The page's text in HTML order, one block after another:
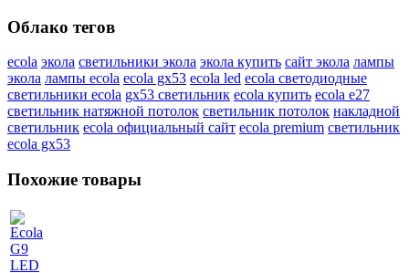
Облако тегов
ecola экола светильники экола экола купить сайт экола лампы
экола лампы ecola ecola gx53 ecola led ecola светодиодные
светильники ecola gx53 светильник ecola купить ecola e27
светильник натяжной потолок светильник потолок накладной
светильник ecola официальный сайт ecola premium светильник
ecola gx53
Похожие товары